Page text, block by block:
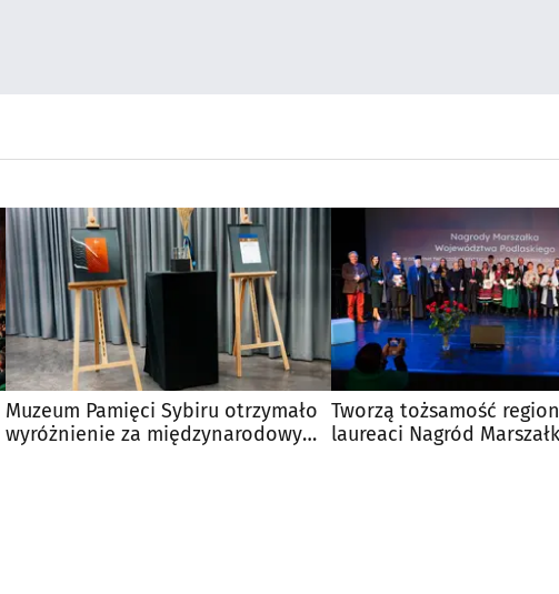
Muzeum Pamięci Sybiru otrzymało
wyróżnienie za międzynarodowy
Tworzą tożsamość
laureaci Nagród